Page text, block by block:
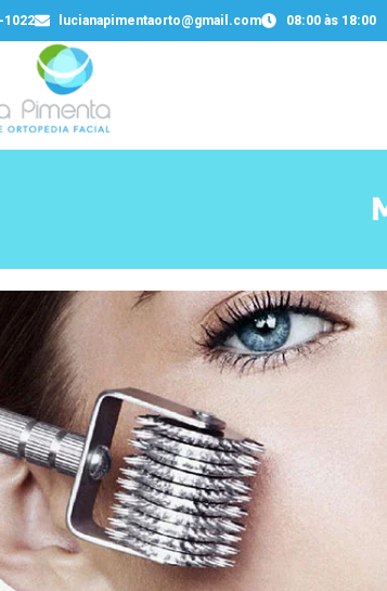
1022 lucianapimentaorto@gmail.com 08:00 às 18:00